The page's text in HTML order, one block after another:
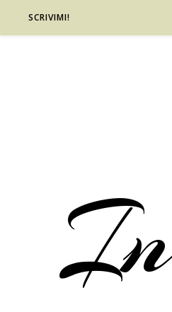
SCRIVIMI!
In